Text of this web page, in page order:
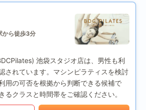
から徒歩3分
池袋スタジオ店は、男性も利
されています。マシンピラティスを検討
用の可否を根拠から判断できる候補で
るクラスと時間帯をご確認ください。